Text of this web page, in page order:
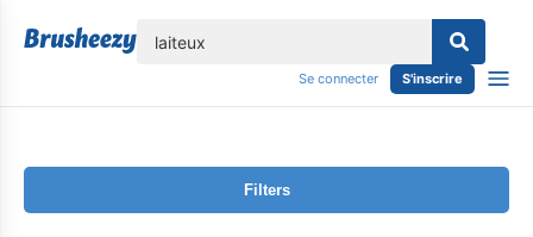
Se connecter S'inscrire
Filters